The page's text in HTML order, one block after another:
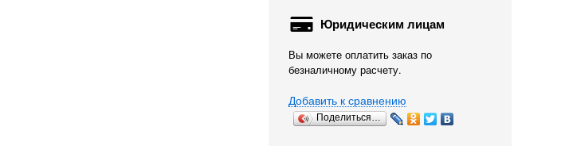
Юридическим лицам
Вы можете оплатить заказ по
безналичному расчету.
Добавить к сравнению
Поделиться…